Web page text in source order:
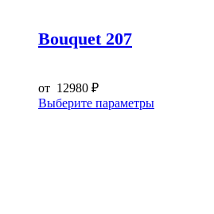
Bouquet 207
от 12980 ₽
Выберите параметрыЭтот